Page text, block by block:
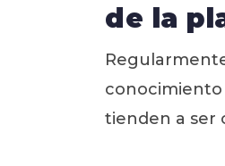
de la
tienden a ser